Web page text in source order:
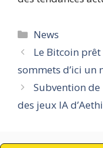
Catégories
News
Le Bitcoin
sommets d’ici un
Subvention
des jeux IA